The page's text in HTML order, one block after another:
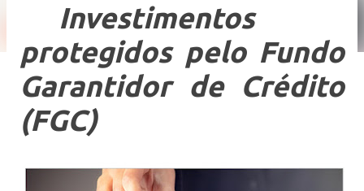
Investimentos
protegidos pelo Fundo
Garantidor de Crédito
(FGC)